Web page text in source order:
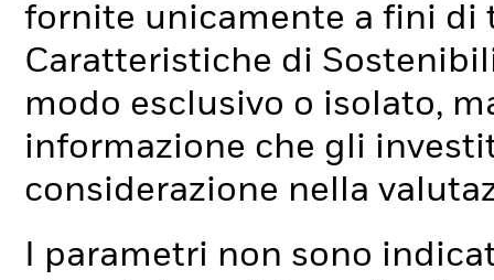
fornite unicamente a fini di
Caratteristiche di
modo esclusivo o isolato,
informazione che gli
considerazione nella
I parametri non sono